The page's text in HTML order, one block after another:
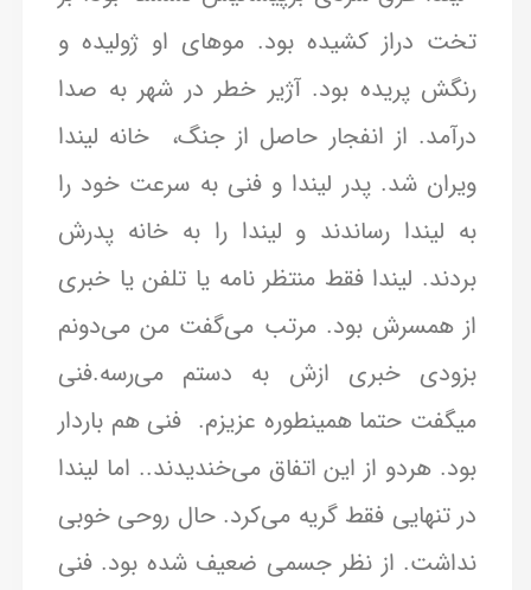
تخت دراز کشیده بود. موهای او ژولیده و
رنگش پریده بود. آژیر خطر در شهر به صدا
درآمد. از انفجار حاصل از جنگ، خانه لیندا
ویران شد. پدر لیندا و فنی به سرعت خود را
به لیندا رساندند و لیندا را به خانه پدرش
بردند. لیندا فقط منتظر نامه یا تلفن یا خبری
از همسرش بود. مرتب می‌گفت من می‌دونم
بزودی خبری ازش به دستم می‌رسه.فنی
میگفت حتما همینطوره عزیزم. فنی هم باردار
بود. هردو از این اتفاق می‌خندیدند.. اما لیندا
در تنهایی فقط گریه می‌کرد. حال روحی خوبی
نداشت. از نظر جسمی ضعیف شده بود. فنی